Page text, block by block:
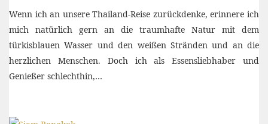
Wenn ich an unsere Thailand-Reise zurückdenke, erinnere ich
mich natürlich gern an die traumhafte Natur mit dem
türkisblauen Wasser und den weißen Stränden und an die
herzlichen Menschen. Doch ich als Essensliebhaber und
Genießer schlechthin,…